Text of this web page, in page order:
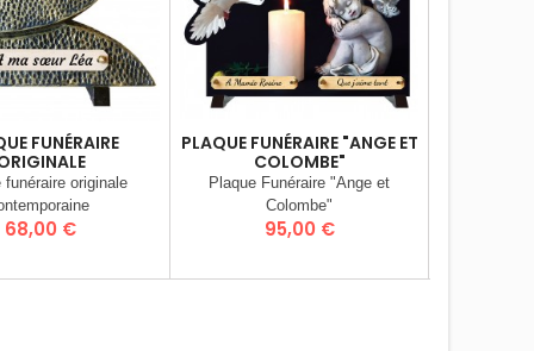
FUNÉRAIRE
funéraire originale
Prix
68,00 €
PLAQUE FUNÉRAIRE "ANGE ET
COLOMBE"
Plaque Funéraire "Ange et
Colombe"
Prix
95,00 €